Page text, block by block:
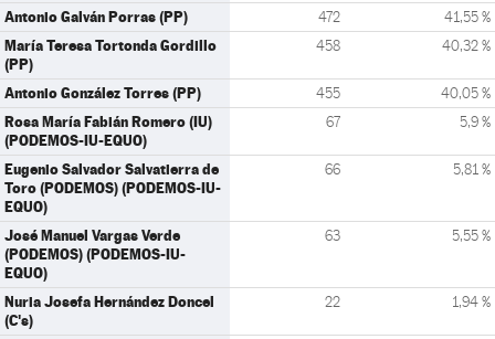
Antonio Galván Porras (PP) 472 41,55 %
María Teresa Tortonda Gordillo
(PP)
458 40,32 %
Antonio González Torres (PP) 455 40,05 %
Rosa María Fabián Romero (IU)
(PODEMOS-IU-EQUO)
67 5,9 %
Eugenio Salvador Salvatierra de
Toro (PODEMOS) (PODEMOS-IU-
EQUO)
66 5,81 %
José Manuel Vargas Verde
(PODEMOS) (PODEMOS-IU-
EQUO)
63 5,55 %
Nuria Josefa Hernández Doncel
(C's)
22 1,94 %